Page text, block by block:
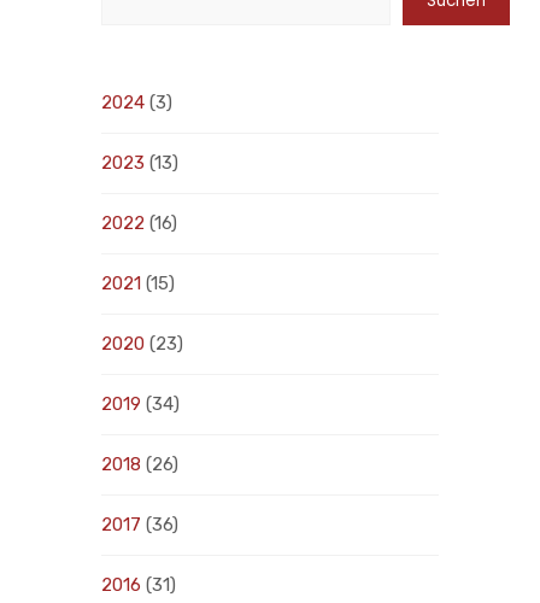
2024 (3)
2023 (13)
2022 (16)
2021 (15)
2020 (23)
2019 (34)
2018 (26)
2017 (36)
2016 (31)